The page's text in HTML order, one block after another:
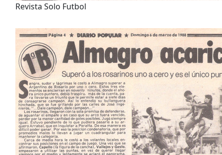
Revista Solo Futbol